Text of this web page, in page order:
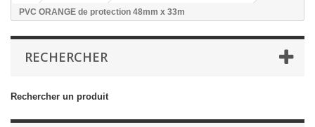
PVC ORANGE de protection 48mm x 33m
RECHERCHER
Rechercher un produit